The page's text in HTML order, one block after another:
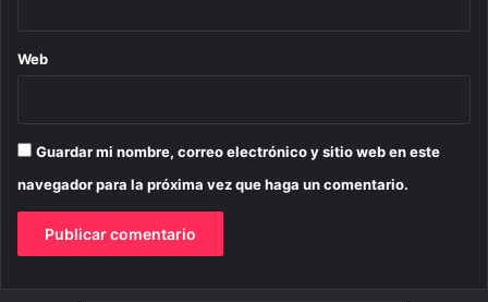
Web
Guardar mi nombre, correo electrónico y sitio web en este
navegador para la próxima vez que haga un comentario.